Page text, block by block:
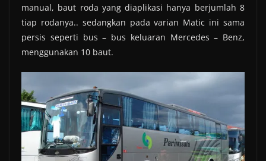
manual, baut roda yang diaplikasi hanya berjumlah 8
tiap rodanya.. sedangkan pada varian Matic ini sama
persis seperti bus – bus keluaran Mercedes – Benz,
menggunakan 10 baut.